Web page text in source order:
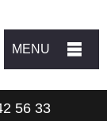
MENU
56 33